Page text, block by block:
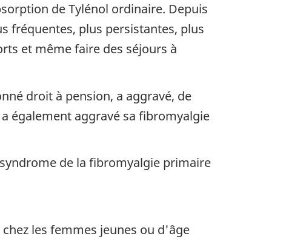
de Tylénol ordinaire. Depuis
fréquentes, plus persistantes, plus
et même faire des séjours à
droit à pension, a aggravé, de
également aggravé sa fibromyalgie
de la fibromyalgie primaire
les femmes jeunes ou d'âge